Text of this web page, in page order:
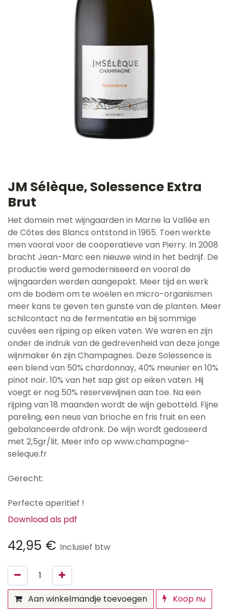
JM Sélèque, Solessence Extra
Brut
Het domein met wijngaarden in Marne la Vallée en
de Côtes des Blancs ontstond in 1965. Toen werkte
men vooral voor de coöperatieve van Pierry. In 2008
bracht Jean-Marc een nieuwe wind in het bedrijf. De
productie werd gemoderniseerd en vooral de
wijngaarden werden aangepakt. Meer tijd en werk
om de bodem om te woelen en micro-organismen
meer kans te geven ten gunste van de planten. Meer
schilcontact na de fermentatie en bij sommige
cuvées een rijping op eiken vaten. We waren en zijn
onder de indruk van de gedrevenheid van deze jonge
wijnmaker én zijn Champagnes. Deze Solessence is
een blend van 50% chardonnay, 40% meunier en 10%
pinot noir. 10% van het sap gist op eiken vaten. Hij
voegt er nog 50% reservewijnen aan toe. Na een
rijping van 18 maanden wordt de wijn gebotteld. Fijne
pareling, een neus van brioche en fris fruit en een
gebalanceerde afdronk. De wijn wordt gedoseerd
met 2,5gr/lit. Meer info op www.champagne-
seleque.fr
Gerecht:
Perfecte aperitief !
Download als pdf
42,95 € Inclusief btw
Aan winkelmandje toevoegen
Koop nu